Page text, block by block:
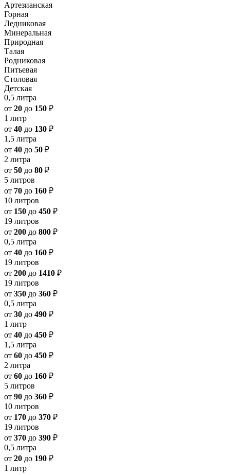
Артезианская
Горная
Ледниковая
Минеральная
Природная
Талая
Родниковая
Питьевая
Столовая
Детская
0,5 литра
от 20 до 150 ₽
1 литр
от 40 до 130 ₽
1,5 литра
от 40 до 50 ₽
2 литра
от 50 до 80 ₽
5 литров
от 70 до 160 ₽
10 литров
от 150 до 450 ₽
19 литров
от 200 до 800 ₽
0,5 литра
от 40 до 160 ₽
19 литров
от 200 до 1410 ₽
19 литров
от 350 до 360 ₽
0,5 литра
от 30 до 490 ₽
1 литр
от 40 до 450 ₽
1,5 литра
от 60 до 450 ₽
2 литра
от 60 до 160 ₽
5 литров
от 90 до 360 ₽
10 литров
от 170 до 370 ₽
19 литров
от 370 до 390 ₽
0,5 литра
от 20 до 190 ₽
1 литр